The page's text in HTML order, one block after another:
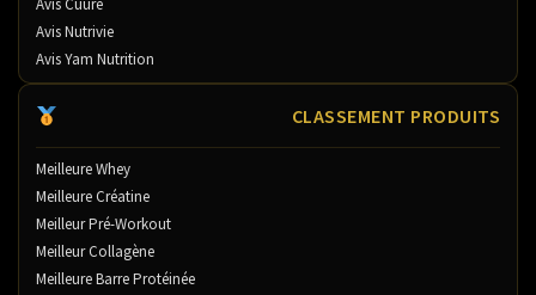
Avis Cuure
Avis Nutrivie
Avis Yam Nutrition
CLASSEMENT PRODUITS
Meilleure Whey
Meilleure Créatine
Meilleur Pré-Workout
Meilleur Collagène
Meilleure Barre Protéinée